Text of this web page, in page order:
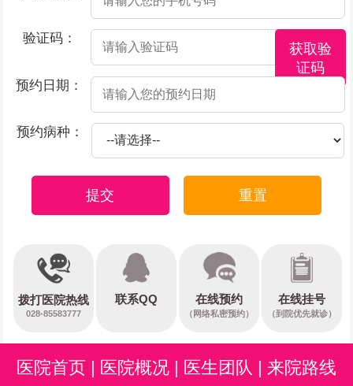
验证码：
获取验
证码
预约日期：
预约病种：
提交 重置
拨打医院热线
028-85583777
联系QQ 在线预约
（网络私密预约）
在线挂号
（到院优先就诊）
医院首页 | 医院概况 | 医生团队 | 来院路线